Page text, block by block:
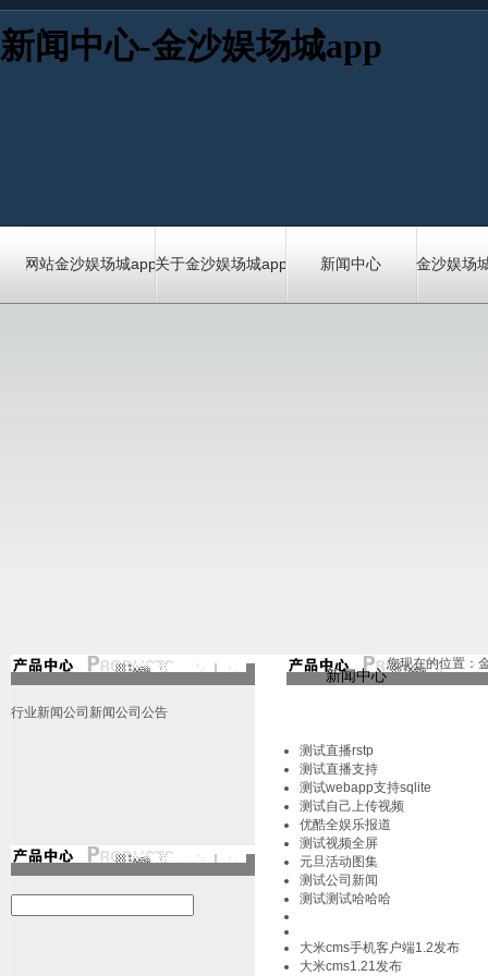
新闻中心-金沙娱场城app
网站金沙娱场城app首页关于金沙娱场城app 新闻中心 金沙娱场
行业新闻公司新闻公司公告
测试直播rstp
测试直播支持
测试webapp支持sqlite
测试自己上传视频
优酷全娱乐报道
测试视频全屏
元旦活动图集
测试公司新闻
测试测试哈哈哈
大米cms手机客户端1.2发布
大米cms1.21发布
新闻中心
您现在的位置：